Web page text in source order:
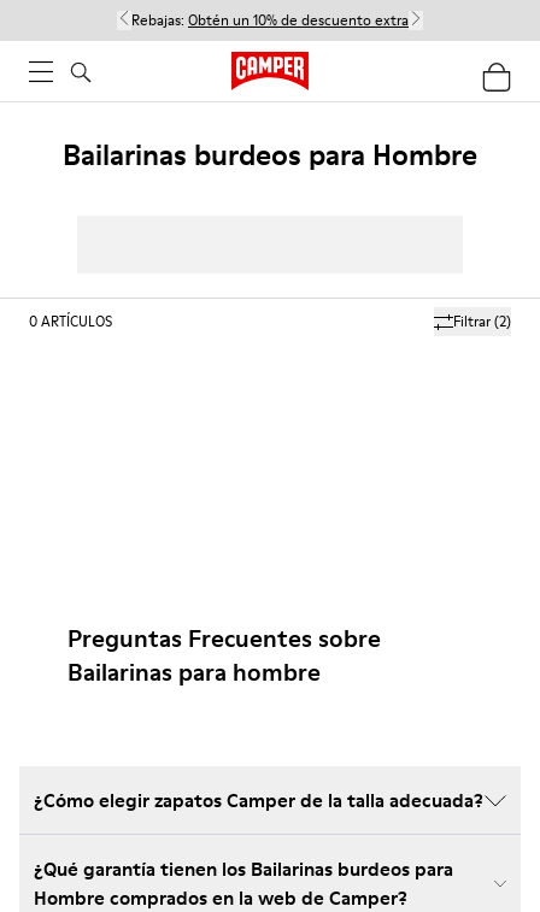
Rebajas: Obtén un 10% de descuento extra
Bailarinas burdeos para Hombre
Filtrar(2)
0ARTÍCULOS
Preguntas Frecuentes sobre
Bailarinas para hombre
¿Cómo elegir zapatos Camper de la talla adecuada?
¿Qué garantía tienen los Bailarinas burdeos para
Hombre comprados en la web de Camper?